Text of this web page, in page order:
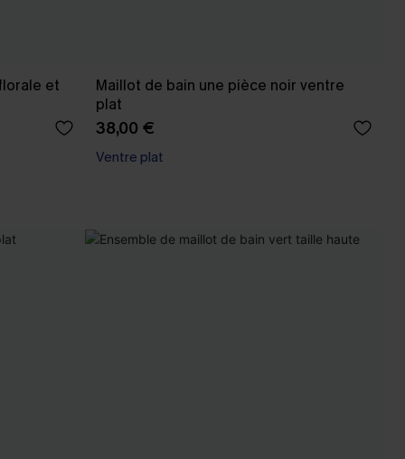
et
Maillot de bain une pièce noir ventre
plat
38,00 €
Ventre plat